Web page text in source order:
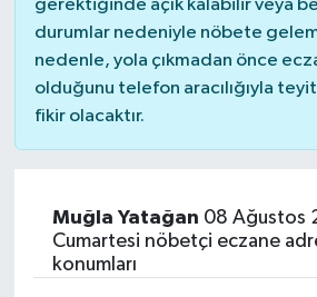
gerektiğinde açık kalabilir veya
durumlar nedeniyle nöbete
nedenle, yola çıkmadan önce
olduğunu telefon aracılığıyla
fikir olacaktır.
Muğla Yatağan 08 Ağustos
Cumartesi nöbetçi eczane
konumları